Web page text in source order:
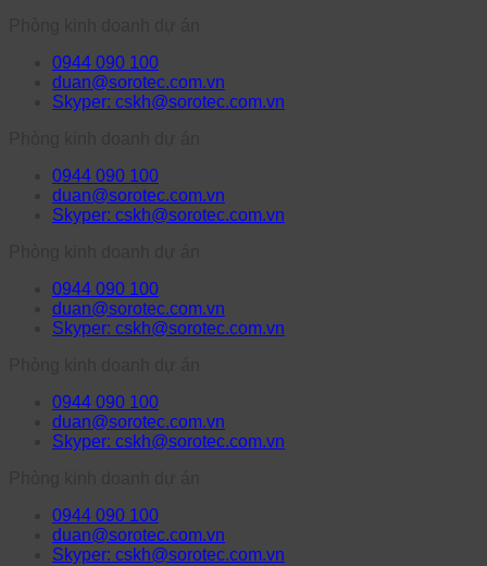
0944 090 100
duan@sorotec.com.vn
Skyper: cskh@sorotec.com.vn
0944 090 100
duan@sorotec.com.vn
Skyper: cskh@sorotec.com.vn
0944 090 100
duan@sorotec.com.vn
Skyper: cskh@sorotec.com.vn
0944 090 100
duan@sorotec.com.vn
Skyper: cskh@sorotec.com.vn
0944 090 100
duan@sorotec.com.vn
Skyper: cskh@sorotec.com.vn